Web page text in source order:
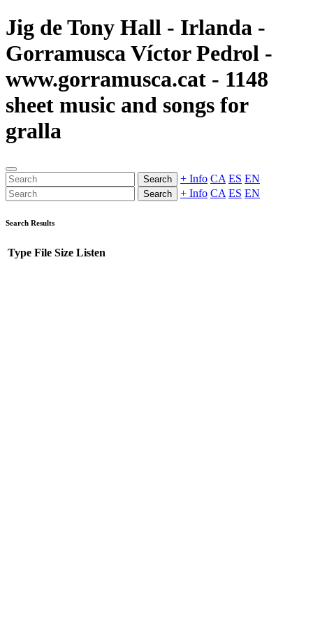
Jig de Tony Hall - Irlanda -
Gorramusca Víctor Pedrol -
www.gorramusca.cat - 1148
sheet music and songs for
gralla
Search + Info CA ES EN
Search + Info CA ES EN
Search Results
Type File Size Listen